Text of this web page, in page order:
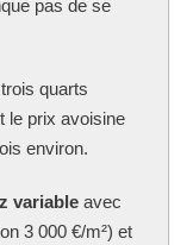
pas de se
quarts
le prix avoisine
environ.
variable avec
3 000 €/m²) et